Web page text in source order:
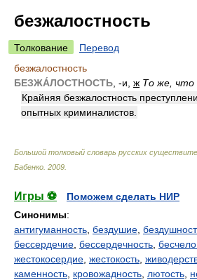
безжалостность
Толкование
Перевод
безжалостность
БЕЗЖА́ЛОСТНОСТЬ , -и, ж То же, что
Крайняя безжалостность
опытных криминалистов.
Большой толковый словарь русских
Бабенко 2009
Игры ⚽
Поможем сделать НИР
Синонимы:
антигуманность бездушие
бессердечие бессердечность
жестокосердие жестокость
каменность кровожадность лютость